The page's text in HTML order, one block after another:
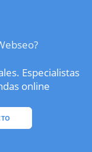
Especialistas
online